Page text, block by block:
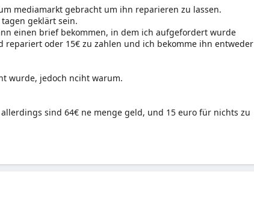
mediamarkt gebracht um ihn reparieren zu lassen.
geklärt sein.
einen brief bekommen, in dem ich aufgefordert wurde
oder 15€ zu zahlen und ich bekomme ihn entweder
wurde, jedoch nciht warum.
sind 64€ ne menge geld, und 15 euro für nichts zu